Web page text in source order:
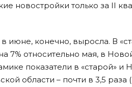
новостройки только за II
июне, конечно, выросла. В
7% относительно мая, в
показатели в «старой»
области – почти в 3,5